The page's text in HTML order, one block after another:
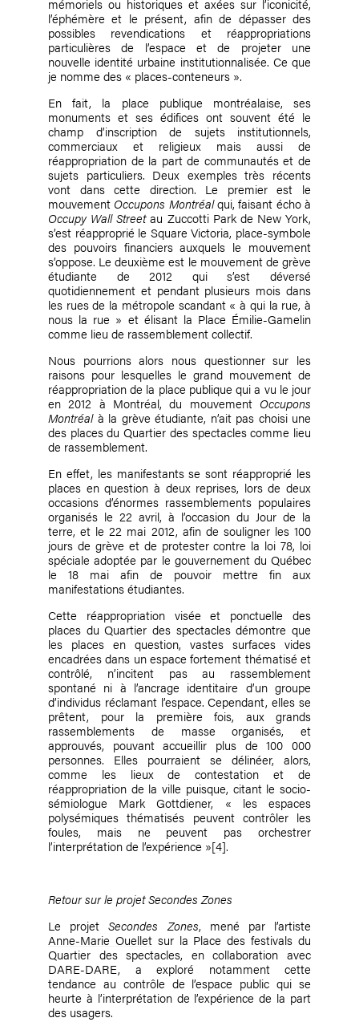
mémoriels ou historiques et axées sur l’iconicité,
l’éphémère et le présent, afin de dépasser des
possibles revendications et réappropriations
particulières de l’espace et de projeter une
nouvelle identité urbaine institutionnalisée. Ce que
je nomme des « places-conteneurs ».
En fait, la place publique montréalaise, ses
monuments et ses édifices ont souvent été le
champ d’inscription de sujets institutionnels,
commerciaux et religieux mais aussi de
réappropriation de la part de communautés et de
sujets particuliers. Deux exemples très récents
vont dans cette direction. Le premier est le
mouvement Occupons Montréalqui, faisant écho à
Occupy Wall Streetau Zuccotti Park de New York,
s’est réapproprié le Square Victoria, place-symbole
des pouvoirs financiers auxquels le mouvement
s’oppose. Le deuxième est le mouvement de grève
étudiante de 2012 qui s’est déversé
quotidiennement et pendant plusieurs mois dans
les rues de la métropole scandant « à qui la rue, à
nous la rue » et élisant la Place Émilie-Gamelin
comme lieu de rassemblement collectif.
Nous pourrions alors nous questionner sur les
raisons pour lesquelles le grand mouvement de
réappropriation de la place publique qui a vu le jour
en 2012 à Montréal, du mouvement Occupons
Montréalà la grève étudiante, n’ait pas choisi une
des places du Quartier des spectacles comme lieu
de rassemblement.
En effet, les manifestants se sont réapproprié les
places en question à deux reprises, lors de deux
occasions d’énormes rassemblements populaires
organisés le 22 avril, à l’occasion du Jour de la
terre, et le 22 mai 2012, afin de souligner les 100
jours de grève et de protester contre la loi 78, loi
spéciale adoptée par le gouvernement du Québec
le 18 mai afin de pouvoir mettre fin aux
manifestations étudiantes.
Cette réappropriation visée et ponctuelle des
places du Quartier des spectacles démontre que
les places en question, vastes surfaces vides
encadrées dans un espace fortement thématisé et
contrôlé, n’incitent pas au rassemblement
spontané ni à l’ancrage identitaire d’un groupe
d’individus réclamant l’espace. Cependant, elles se
prêtent, pour la première fois, aux grands
rassemblements de masse organisés, et
approuvés, pouvant accueillir plus de 100 000
personnes. Elles pourraient se délinéer, alors,
comme les lieux de contestation et de
réappropriation de la ville puisque, citant le socio-
sémiologue Mark Gottdiener, « les espaces
polysémiques thématisés peuvent contrôler les
foules, mais ne peuvent pas orchestrer
l’interprétation de l’expérience »[4].
Retour sur le projet Secondes Zones
Le projetSecondes Zones, mené par l’artiste
Anne-Marie Ouelletsur la Place des festivals du
Quartier des spectacles, en collaboration avec
DARE-DARE, a exploré notamment cette
tendance au contrôle de l’espace public qui se
heurte à l’interprétation de l’expérience de la part
des usagers.